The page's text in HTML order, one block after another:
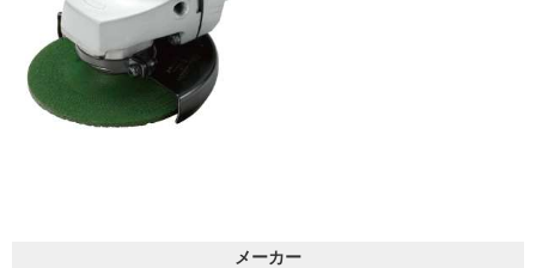
メーカー